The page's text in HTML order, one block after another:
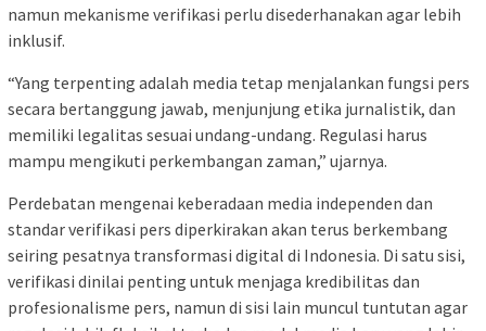
namun mekanisme verifikasi perlu disederhanakan agar lebih
inklusif.
“Yang terpenting adalah media tetap menjalankan fungsi pers
secara bertanggung jawab, menjunjung etika jurnalistik, dan
memiliki legalitas sesuai undang-undang. Regulasi harus
mampu mengikuti perkembangan zaman,” ujarnya.
Perdebatan mengenai keberadaan media independen dan
standar verifikasi pers diperkirakan akan terus berkembang
seiring pesatnya transformasi digital di Indonesia. Di satu sisi,
verifikasi dinilai penting untuk menjaga kredibilitas dan
profesionalisme pers, namun di sisi lain muncul tuntutan agar